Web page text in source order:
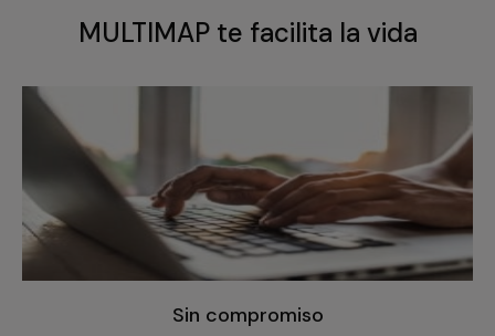
MULTIMAP te facilita la vida
Sin compromiso